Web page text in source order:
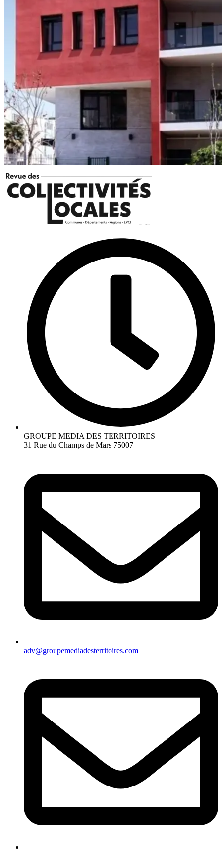
GROUPE MEDIA DES TERRITOIRES
31 Rue du Champs de Mars 75007
adv@groupemediadesterritoires.com